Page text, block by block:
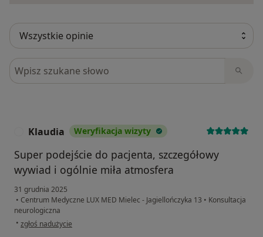
Szukaj w opiniach
Klaudia Weryfikacja wizyty
Super podejście do pacjenta, szczegółowy
wywiad i ogólnie miła atmosfera
31 grudnia 2025
• Centrum Medyczne LUX MED Mielec - Jagiellończyka 13 • Konsultacja
neurologiczna
• w opinii użytkownika Klaudia
zgłoś nadużycie